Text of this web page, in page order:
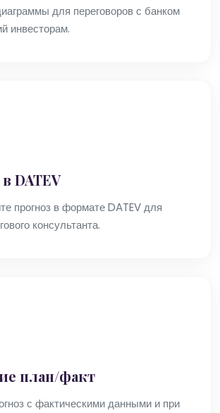
для переговоров с банком
инвесторам.
DATEV
прогноз в формате DATEV для
консультанта.
план/факт
с фактическими данными и при